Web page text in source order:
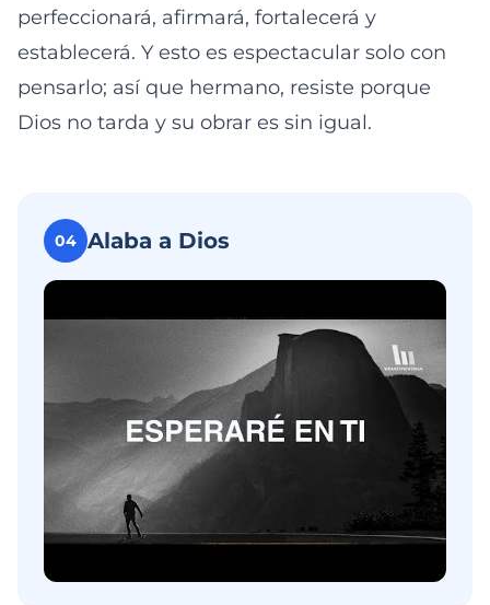
perfeccionará, afirmará, fortalecerá y
establecerá. Y esto es espectacular solo con
pensarlo; así que hermano, resiste porque
Dios no tarda y su obrar es sin igual.
04 Alaba a Dios